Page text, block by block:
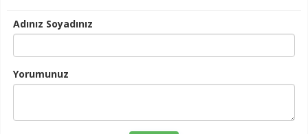
Adınız Soyadınız
Yorumunuz